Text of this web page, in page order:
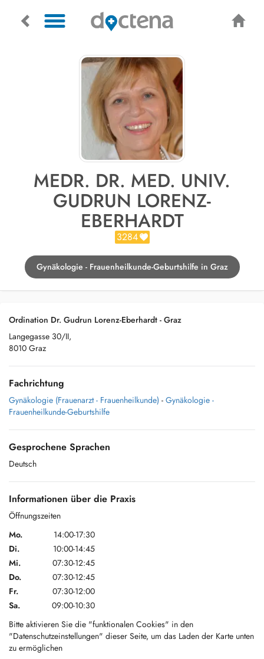
MEDR. DR. MED. UNIV.
GUDRUN LORENZ-
EBERHARDT
3284
Gynäkologie - Frauenheilkunde-Geburtshilfe in Graz
Ordination Dr. Gudrun Lorenz-Eberhardt - Graz
Langegasse 30/II,
8010 Graz
Fachrichtung
Gynäkologie (Frauenarzt - Frauenheilkunde) - Gynäkologie -
Frauenheilkunde-Geburtshilfe
Gesprochene Sprachen
Deutsch
Informationen über die Praxis
Öffnungszeiten
Mo.
14:00-17:30
Di.
10:00-14:45
Mi.
07:30-12:45
Do.
07:30-12:45
Fr.
07:30-12:00
Sa.
09:00-10:30
Bitte aktivieren Sie die "funktionalen Cookies" in den
"Datenschutzeinstellungen" dieser Seite, um das Laden der Karte unten
zu ermöglichen